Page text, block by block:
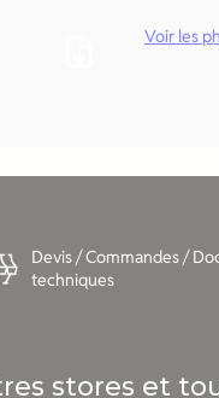
Voir les
Devis / Commandes /
techniques
stores et